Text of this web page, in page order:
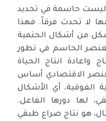
ليست حاسمة في تحديد
لا تحدث فرقاً. فهذا
من أشكال الحتمية
الحاسم في تطور
واعادة انتاج الحياة
الاقتصادي أساس
الفوقية، أي الأشكال
لها دورها الفاعل.
هو نتاج صراع طبقي